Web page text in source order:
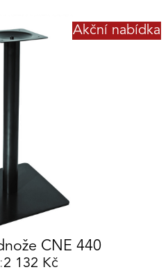
Akční nabídka
CNE 440
2 132 Kč